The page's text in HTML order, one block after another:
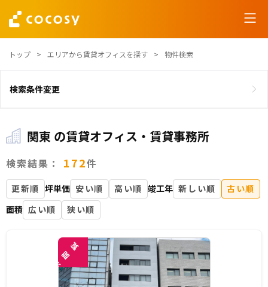
トップ エリアから賃貸オフィスを探す 物件検索
検索条件変更
関東 の賃貸オフィス・賃貸事務所
検索結果： 172件
更新順 坪単価 安い順 高い順 竣工年 新しい順
古い順
面積 広い順 狭い順
未
閲
覧